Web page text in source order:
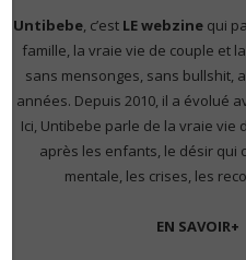
Untibebe, c’est LE webzine qui
famille, la vraie vie de couple et
sans mensonges, sans bullshit,
années. Depuis 2010, il a évolué
Ici, Untibebe parle de la vraie vie
après les enfants, le désir qui
mentale, les crises, les
EN SAVOIR+